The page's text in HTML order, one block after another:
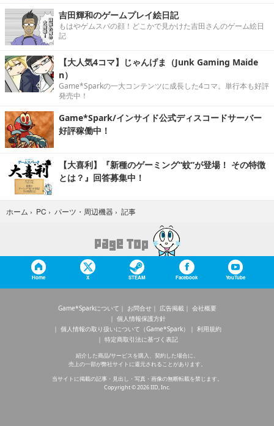
吉田輝和のゲームプレイ絵日記
もはやゲムスパの顔！どこかで見かけた吉田さんのゲーム絵日
記
【大人気4コマ】じゃんげま（Junk Gaming Maide
n）
Game*Sparkの一大コンテンツに成長した4コマ。単行本も好評
発売中！
Game*Spark/インサイド公式ディスコードサーバー
好評稼働中！
【大喜利】『新種のゲーミング“蚊”が登場！ その特徴
とは？』回答募集中！
ホーム › PC › パーツ・周辺機器 › 記事
Home X STEAM Facebook YouTube
Game*Sparkについて お問合せ 広告掲載
会社概要
個人情報保護方針
個人情報の取り扱いについて（Game*Spark）
利用規約
特定商取引法に基づく表記
紹介した商品/サービスを購入、契約した場合に、
売上の一部が弊社サイトに還元されることがあります。
当サイトに掲載の記事・見出し・写真・画像の無断転載を禁じます。
Copyright © 2026 IID, Inc.